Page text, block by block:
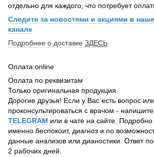
отдельно для каждого, что потребует
Следите за новостями и акциями в
канале
Подробнее о доставке ЗДЕСЬ
Оплата online
Оплата по реквизитам
Только оригинальная продукция
Дорогие друзья! Если у Вас есть вопрос
проконсультироваться с врачом -
TELEGRAM или в чате на сайте.
именно беспокоит, диагноз и по
данные анализов или дианостики. Ответ
2 рабочих дней.